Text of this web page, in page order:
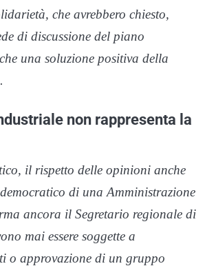
che avrebbero chiesto,
di discussione del piano
una soluzione positiva della
non rappresenta la
il rispetto delle opinioni anche
di una Amministrazione
ancora il Segretario regionale di
mai essere soggette a
o approvazione di un gruppo